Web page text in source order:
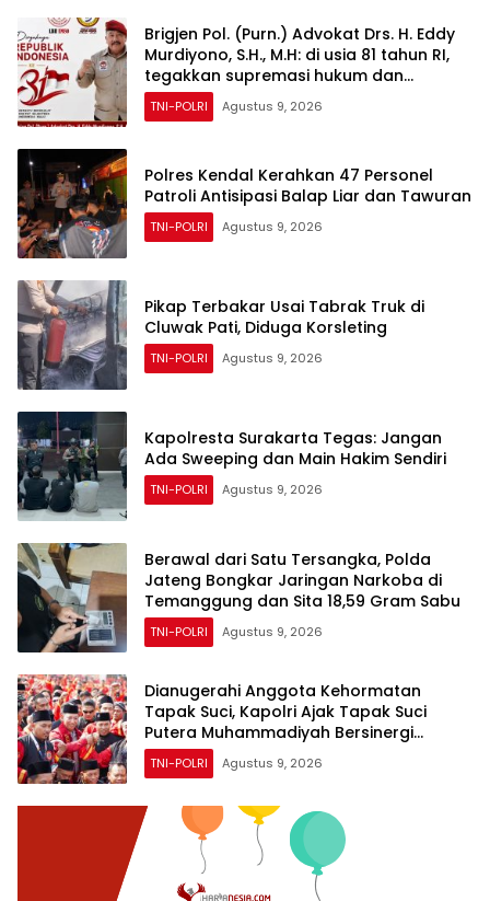
Brigjen Pol. (Purn.) Advokat Drs. H. Eddy
Murdiyono, S.H., M.H: di usia 81 tahun RI,
tegakkan supremasi hukum dan
keadilan untuk seluruh rakyat Indonesia
TNI-POLRI Agustus 9, 2026
Polres Kendal Kerahkan 47 Personel
Patroli Antisipasi Balap Liar dan Tawuran
TNI-POLRI Agustus 9, 2026
Pikap Terbakar Usai Tabrak Truk di
Cluwak Pati, Diduga Korsleting
TNI-POLRI Agustus 9, 2026
Kapolresta Surakarta Tegas: Jangan
Ada Sweeping dan Main Hakim Sendiri
TNI-POLRI Agustus 9, 2026
Berawal dari Satu Tersangka, Polda
Jateng Bongkar Jaringan Narkoba di
Temanggung dan Sita 18,59 Gram Sabu
TNI-POLRI Agustus 9, 2026
Dianugerahi Anggota Kehormatan
Tapak Suci, Kapolri Ajak Tapak Suci
Putera Muhammadiyah Bersinergi
dengan Polri Jaga Generasi Muda dari
Ancaman Zaman
TNI-POLRI Agustus 9, 2026